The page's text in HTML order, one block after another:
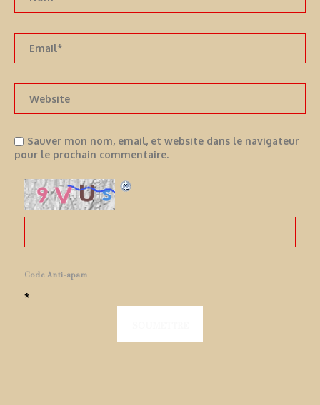
Sauver mon nom, email, et website dans le navigateur
pour le prochain commentaire.
Code Anti-spam
*